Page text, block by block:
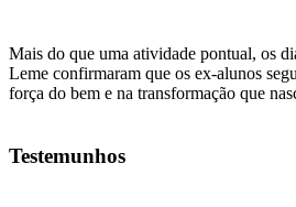
Mais do que uma atividade pontual, os
Leme confirmaram que os ex-alunos
força do bem e na transformação que
Testemunhos